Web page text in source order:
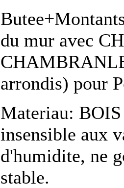
du mur avec
arrondis) pour
Materiau:
insensible aux
d'humidite, ne
stable.